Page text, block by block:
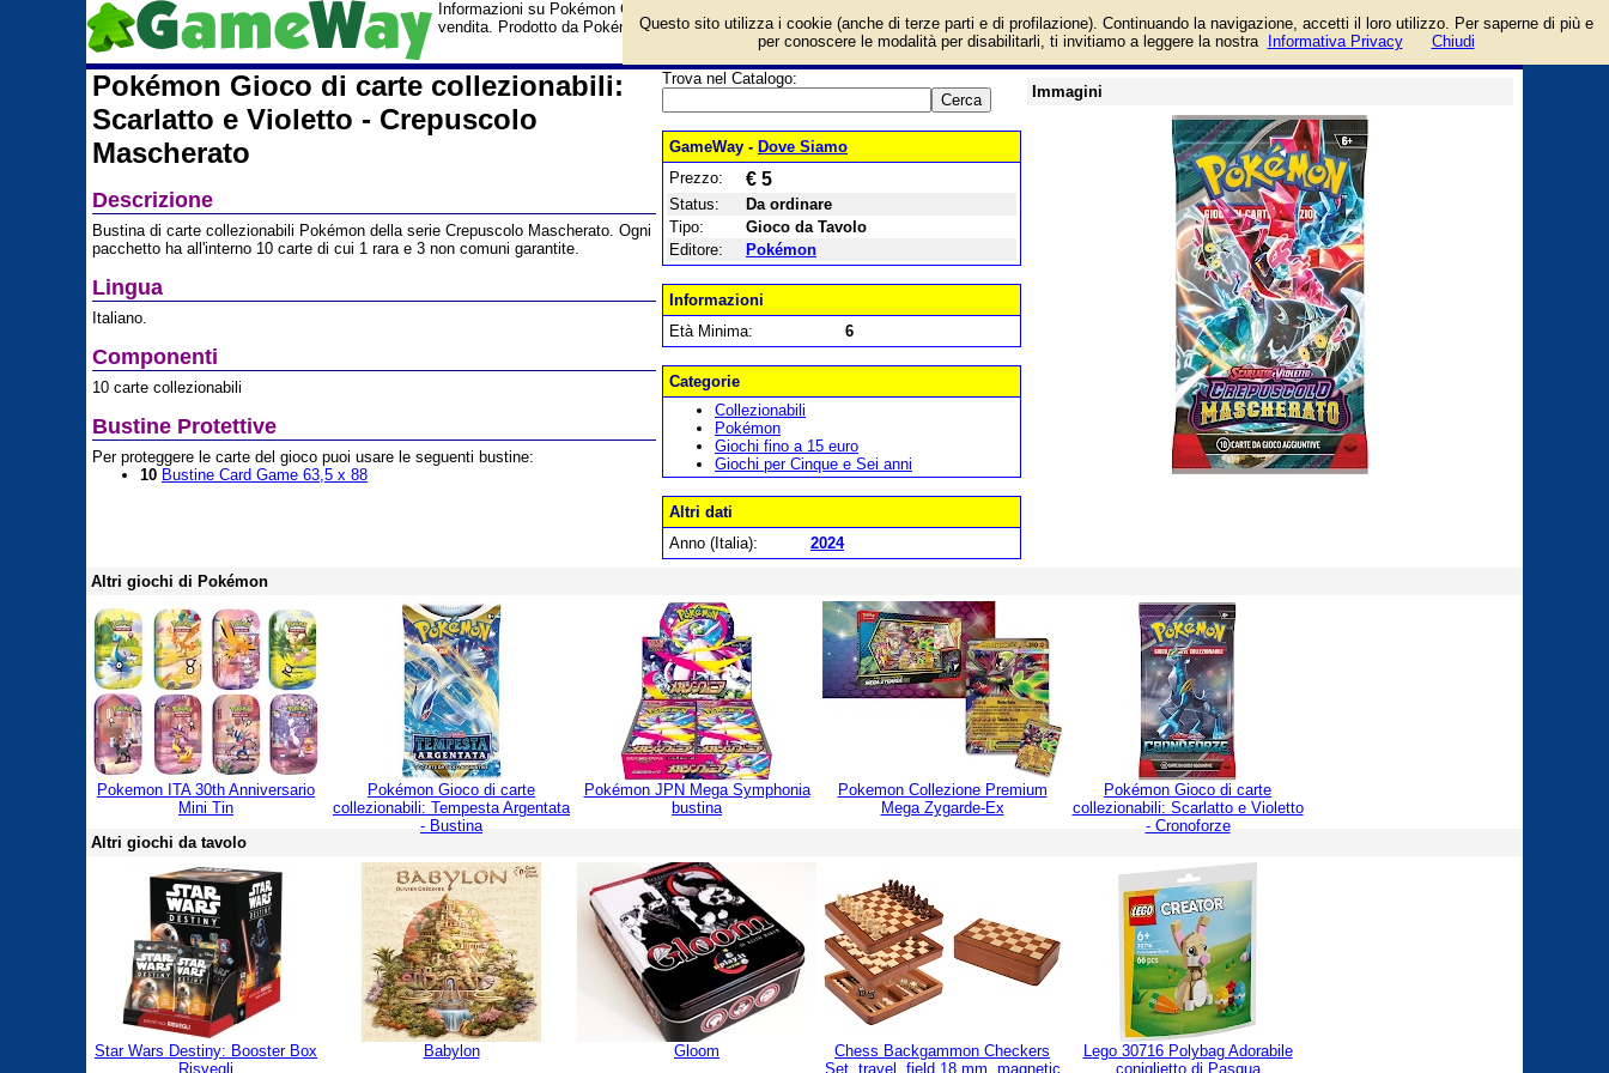
guida
Informazioni su Pokémon Gioco di carte collezionabili: Scarlatto e Violetto - Crepuscolo Mascherato e prezzo di
vendita. Prodotto da Pokémon
Pokémon Gioco di carte collezionabili:
Scarlatto e Violetto - Crepuscolo
Mascherato
Descrizione
Bustina di carte collezionabili Pokémon della serie Crepuscolo Mascherato. Ogni
pacchetto ha all'interno 10 carte di cui 1 rara e 3 non comuni garantite.
Lingua
Italiano.
Componenti
10 carte collezionabili
Bustine Protettive
Per proteggere le carte del gioco puoi usare le seguenti bustine:
10 Bustine Card Game 63,5 x 88
Trova nel Catalogo:
GameWay - Dove Siamo
Prezzo:
€ 5
Status:
Da ordinare
Tipo:
Gioco da Tavolo
Editore:
Pokémon
Informazioni
Età Minima:
6
Categorie
Collezionabili
Pokémon
Giochi fino a 15 euro
Giochi per Cinque e Sei anni
Altri dati
Anno (Italia):
2024
Immagini
Altri giochi di Pokémon
Pokemon ITA 30th Anniversario
Mini Tin
Pokémon Gioco di carte
collezionabili: Tempesta Argentata
- Bustina
Pokémon JPN Mega Symphonia
bustina
Pokemon Collezione Premium
Mega Zygarde-Ex
Pokémon Gioco di carte
collezionabili: Scarlatto e Violetto
- Cronoforze
Altri giochi da tavolo
Star Wars Destiny: Booster Box
Risvegli
Babylon Gloom
Chess Backgammon Checkers
Set, travel, field 18 mm, magnetic
Lego 30716 Polybag Adorabile
coniglietto di Pasqua
Questo sito utilizza i cookie (anche di terze parti e di profilazione). Continuando la navigazione, accetti il loro utilizzo. Per saperne di più e
per conoscere le modalità per disabilitarli, ti invitiamo a leggere la nostra
Informativa Privacy Chiudi